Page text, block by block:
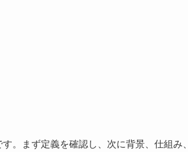
。まず定義を確認し、次に背景、仕組み、